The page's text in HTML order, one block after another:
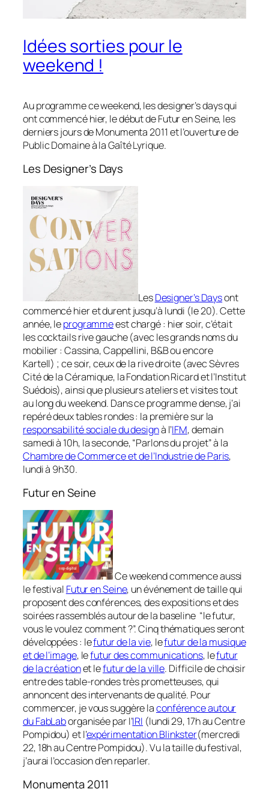
Idées sorties pour le
weekend !
Au programme ce weekend, les designer’s days qui
ont commencé hier, le début de Futur en Seine, les
derniers jours de Monumenta 2011 et l’ouverture de
Public Domaine à la Gaîté Lyrique.
Les Designer’s Days
LesDesigner’s Daysont
commencé hier et durent jusqu’à lundi (le 20). Cette
année, leprogrammeest chargé : hier soir, c’était
les cocktails rive gauche (avec les grands noms du
mobilier : Cassina, Cappellini, B&B ou encore
Kartell) ; ce soir, ceux de la rive droite (avec Sèvres
Cité de la Céramique, la Fondation Ricard et l’Institut
Suédois), ainsi que plusieurs ateliers et visites tout
au long du weekend. Dans ce programme dense, j’ai
repéré deux tables rondes : la première sur la
responsabilité sociale du designà l’IFM, demain
samedi à 10h, la seconde, “Parlons du projet” à la
Chambre de Commerce et de l’Industrie de Paris,
lundi à 9h30.
Futur en Seine
Ce weekend commence aussi
le festival Futur en Seine, un événement de taille qui
proposent des conférences, des expositions et des
soirées rassemblés autour de la baseline “le futur,
vous le voulez comment ?”. Cinq thématiques seront
développées : lefutur de la vie, lefutur de la musique
et de l’image, lefutur des communications, lefutur
de la créationet lefutur de la ville. Difficile de choisir
entre des table-rondes très prometteuses, qui
annoncent des intervenants de qualité. Pour
commencer, je vous suggère laconférence autour
du FabLaborganisée par l’IRI (lundi 29, 17h au Centre
Pompidou) et l’expérimentation Blinkster(mercredi
22, 18h au Centre Pompidou). Vu la taille du festival,
j’aurai l’occasion d’en reparler.
Monumenta 2011